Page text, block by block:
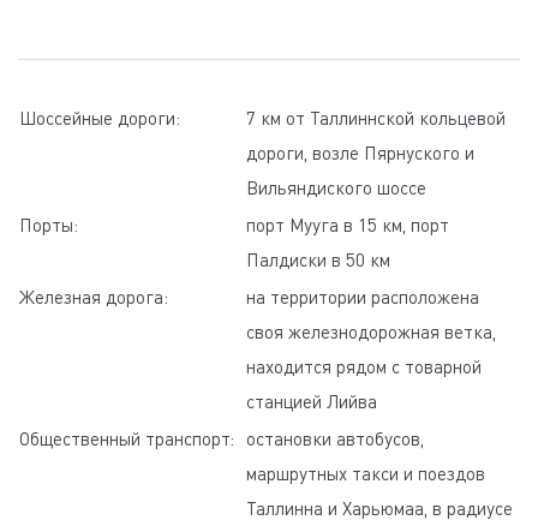
Шоссейные дороги:
7 км от Таллиннской кольцевой
дороги, возле Пярнуского и
Вильяндиского шоссе
Порты:
порт Мууга в 15 км, порт
Палдиски в 50 км
Железная дорога:
на территории расположена
своя железнодорожная ветка,
находится рядом с товарной
станцией Лийва
Общественный транспорт:
остановки автобусов,
маршрутных такси и поездов
Таллинна и Харьюмаа, в радиусе